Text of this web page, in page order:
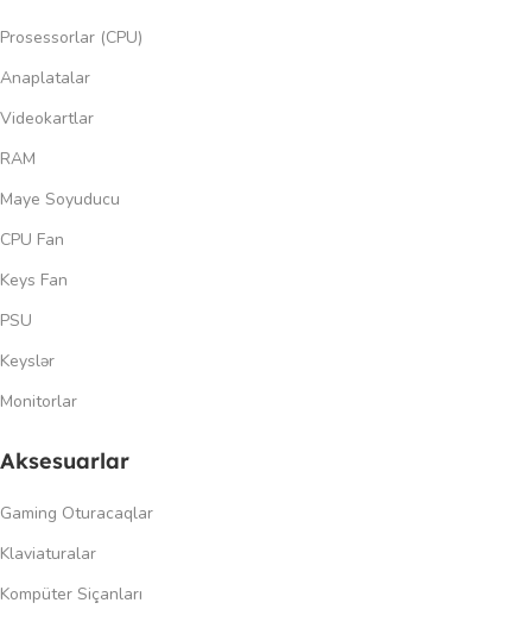
Prosessorlar (CPU)
Anaplatalar
Videokartlar
RAM
Maye Soyuducu
CPU Fan
Keys Fan
PSU
Keyslər
Monitorlar
Aksesuarlar
Gaming Oturacaqlar
Klaviaturalar
Kompüter Siçanları